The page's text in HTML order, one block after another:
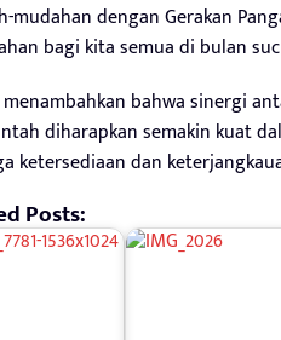
mudahan dengan Gerakan
bagi kita semua di bulan
bahwa sinergi
diharapkan semakin kuat
ketersediaan dan
Posts: